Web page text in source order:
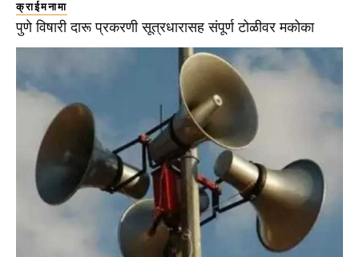
क्राईमनामा
पुणे विषारी दारू प्रकरणी सूत्रधारासह संपूर्ण टोळीवर मकोका